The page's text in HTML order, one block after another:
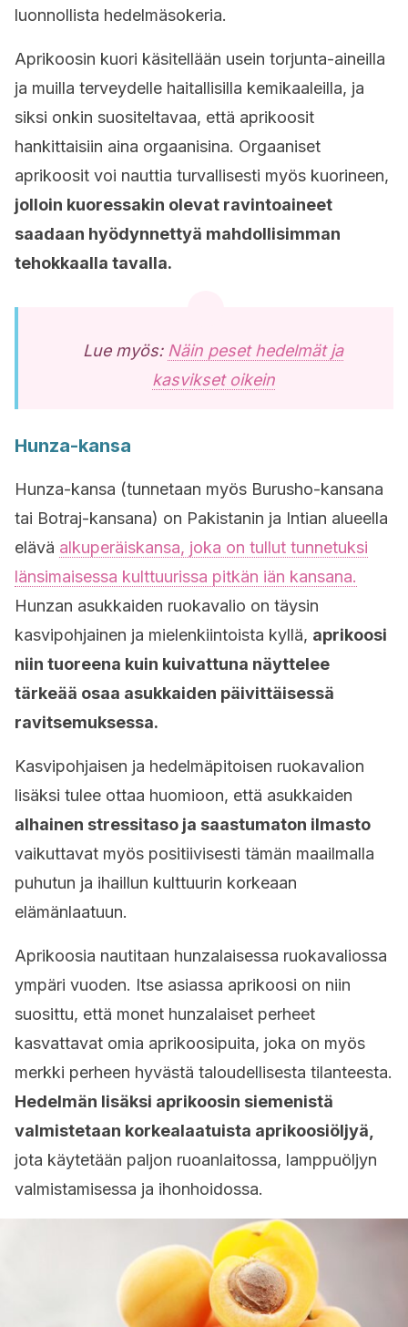
luonnollista hedelmäsokeria.
Aprikoosin kuori käsitellään usein torjunta-aineilla
ja muilla terveydelle haitallisilla kemikaaleilla, ja
siksi onkin suositeltavaa, että aprikoosit
hankittaisiin aina orgaanisina. Orgaaniset
aprikoosit voi nauttia turvallisesti myös kuorineen,
jolloin kuoressakin olevat ravintoaineet
saadaan hyödynnettyä mahdollisimman
tehokkaalla tavalla.
Lue myös: Näin peset hedelmät ja
kasvikset oikein
Hunza-kansa
Hunza-kansa (tunnetaan myös Burusho-kansana
tai Botraj-kansana) on Pakistanin ja Intian alueella
elävä alkuperäiskansa, joka on tullut tunnetuksi
länsimaisessa kulttuurissa pitkän iän kansana.
Hunzan asukkaiden ruokavalio on täysin
kasvipohjainen ja mielenkiintoista kyllä, aprikoosi
niin tuoreena kuin kuivattuna näyttelee
tärkeää osaa asukkaiden päivittäisessä
ravitsemuksessa.
Kasvipohjaisen ja hedelmäpitoisen ruokavalion
lisäksi tulee ottaa huomioon, että asukkaiden
alhainen stressitaso ja saastumaton ilmasto
vaikuttavat myös positiivisesti tämän maailmalla
puhutun ja ihaillun kulttuurin korkeaan
elämänlaatuun.
Aprikoosia nautitaan hunzalaisessa ruokavaliossa
ympäri vuoden. Itse asiassa aprikoosi on niin
suosittu, että monet hunzalaiset perheet
kasvattavat omia aprikoosipuita, joka on myös
merkki perheen hyvästä taloudellisesta tilanteesta.
Hedelmän lisäksi aprikoosin siemenistä
valmistetaan korkealaatuista aprikoosiöljyä,
jota käytetään paljon ruoanlaitossa, lamppuöljyn
valmistamisessa ja ihonhoidossa.